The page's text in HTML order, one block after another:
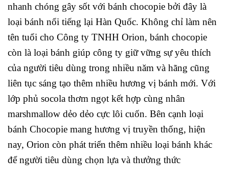
nhanh chóng gây sốt với bánh chocopie bởi đây là
loại bánh nổi tiếng lại Hàn Quốc. Không chỉ làm nên
tên tuổi cho Công ty TNHH Orion, bánh chocopie
còn là loại bánh giúp công ty giữ vững sự yêu thích
của người tiêu dùng trong nhiều năm và hãng cũng
liên tục sáng tạo thêm nhiều hương vị bánh mới. Với
lớp phủ socola thơm ngọt kết hợp cùng nhân
marshmallow dẻo dẻo cực lôi cuốn. Bên cạnh loại
bánh Chocopie mang hương vị truyền thống, hiện
nay, Orion còn phát triển thêm nhiều loại bánh khác
để người tiêu dùng chọn lựa và thưởng thức